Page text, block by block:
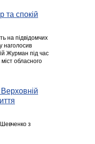
та спокій
на підвідомчих
наголосив
Журман під час
обласного
Верховній
з